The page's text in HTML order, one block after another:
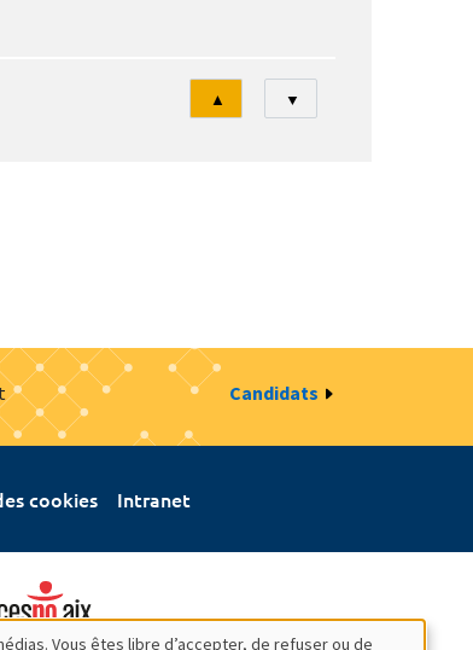
Tri
▲ ▼
Candidats
cookies Intranet
Vous êtes libre d’accepter, de refuser ou de